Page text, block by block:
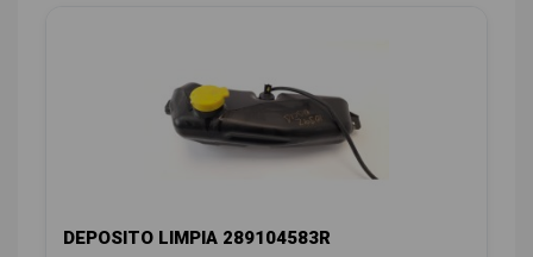
DEPOSITO LIMPIA 289104583R